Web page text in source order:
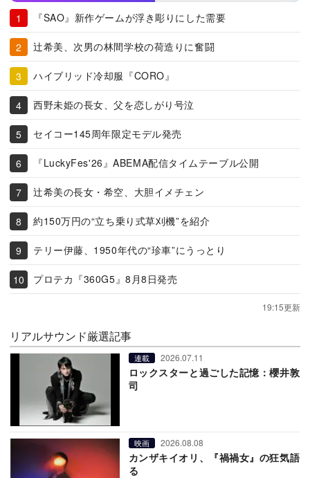
『SAO』新作ゲームが浮き彫りにした需要
辻希美、次男の林間学校の荷造りに奮闘
ハイブリッド冷却服『CORO』
西野未姫の長女、父を恋しがり号泣
セイコー145周年限定モデル発売
『LuckyFes'26』ABEMA配信タイムテーブル公開
辻希美の長女・希空、大胆イメチェン
約150万円の“立ち乗り式草刈機”を紹介
テリー伊藤、1950年代の“珍車”にうっとり
プロテカ『360G5』8月8日発売
19:15更新
リアルサウンド厳選記事
連載 2026.07.11
ロックスターと過ごした記憶：櫻井敦
司
映画 2026.08.08
カンザキイオリ、『禍禍女』の狂気語
る